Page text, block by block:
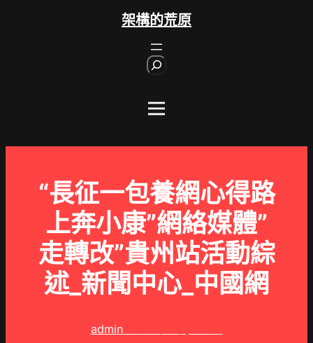
架構的荒原
“長征一包養網心得路
上奔小康”網絡媒體”
走轉改”貴州站活動綜
述_新聞中心_中國網
admin